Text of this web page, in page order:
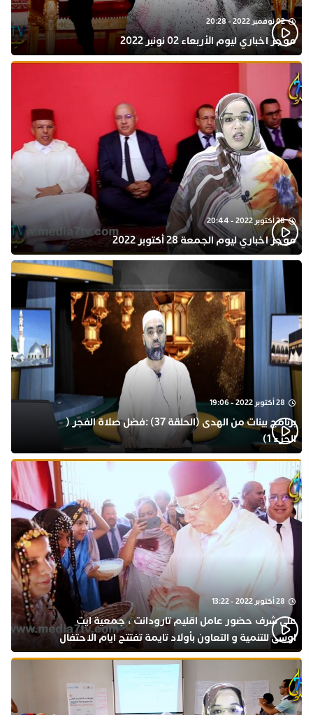
02 نوفمبر 2022 - 20:28
موجز اخباري ليوم الأربعاء 02 نونبر 2022
28 أكتوبر 2022 - 20:44
موجز اخباري ليوم الجمعة 28 أكتوبر 2022
28 أكتوبر 2022 - 19:06
برنامج بينات من الهدى (الحلقة 37) :فضل صلاة الفجر (
الجزء 1)
28 أكتوبر 2022 - 13:22
على شرف حضور عامل اقليم تارودانت ، جمعية ايت
اوسى للتنمية و التعاون بأولاد تايمة تفتتح ايام الاحتفال
بذكرى المولد النبوي